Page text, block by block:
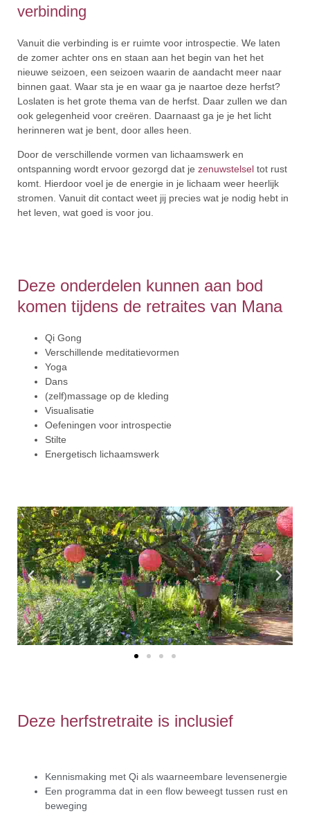
verbinding
Vanuit die verbinding is er ruimte voor introspectie. We laten
de zomer achter ons en staan aan het begin van het het
nieuwe seizoen, een seizoen waarin de aandacht meer naar
binnen gaat. Waar sta je en waar ga je naartoe deze herfst?
Loslaten is het grote thema van de herfst. Daar zullen we dan
ook gelegenheid voor creëren. Daarnaast ga je je het licht
herinneren wat je bent, door alles heen.
Door de verschillende vormen van lichaamswerk en
ontspanning wordt ervoor gezorgd dat je zenuwstelsel tot rust
komt. Hierdoor voel je de energie in je lichaam weer heerlijk
stromen. Vanuit dit contact weet jij precies wat je nodig hebt in
het leven, wat goed is voor jou.
Deze onderdelen kunnen aan bod
komen tijdens de retraites van Mana
Qi Gong
Verschillende meditatievormen
Yoga
Dans
(zelf)massage op de kleding
Visualisatie
Oefeningen voor introspectie
Stilte
Energetisch lichaamswerk
Deze herfstretraite is inclusief
Kennismaking met Qi als waarneembare levensenergie
Een programma dat in een flow beweegt tussen rust en
beweging